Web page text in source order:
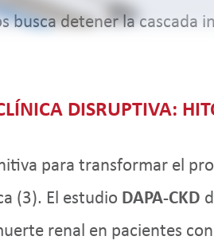
busca detener la
DISRUPTIVA:
para transformar el
(3). El estudio DAPA-CKD
renal en pacientes